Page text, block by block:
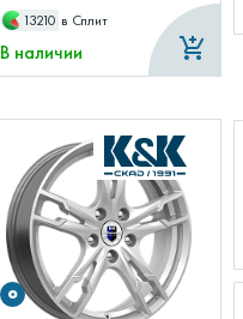
13210 в Сплит
В наличии